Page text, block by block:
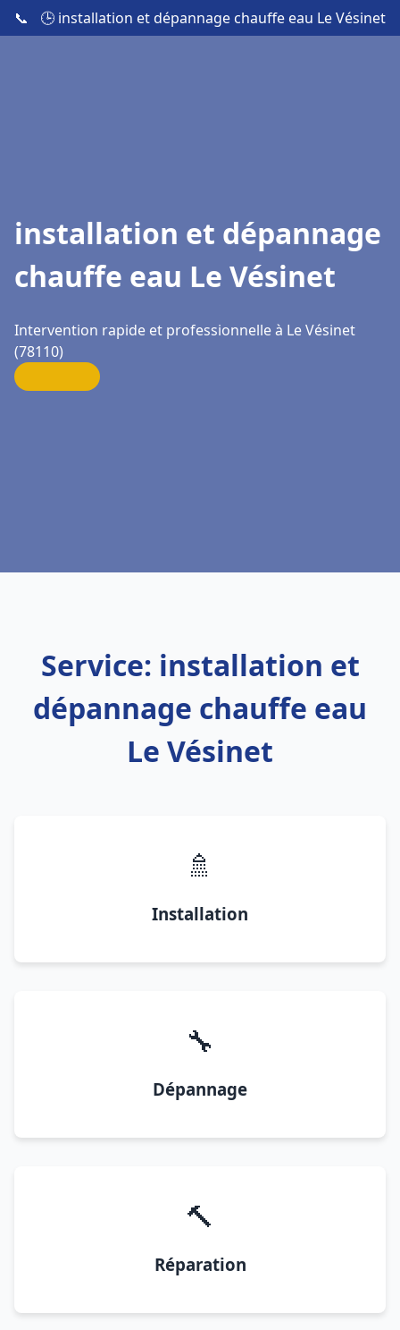
📞 🕒 installation et dépannage chauffe eau Le Vésinet
installation et dépannage
chauffe eau Le Vésinet
Intervention rapide et professionnelle à Le Vésinet
(78110)
Service: installation et
dépannage chauffe eau
Le Vésinet
🚿
Installation
🔧
Dépannage
🔨
Réparation